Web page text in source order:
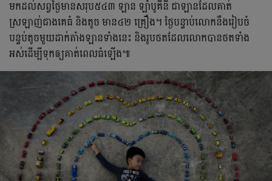
មកដល់សព្វថ្ងៃមានសរុប៥៤៣ ឡាន ឡាំបូគីនី ជាឡានដែលគាត់
ស្រឡាញ់ជាងគេធំ និងតូច មាន៤២ គ្រឿង។ ថ្ងៃបន្ទាប់លោកនឹងរៀបចំ
បន្ទប់តូចមួយដាក់តាំងឡានទាំងនេះ និងរូបថតដែលលោកបានថតទាំង
អស់ដើម្បីទុកឲ្យគាត់ពេលធំឡើង៕